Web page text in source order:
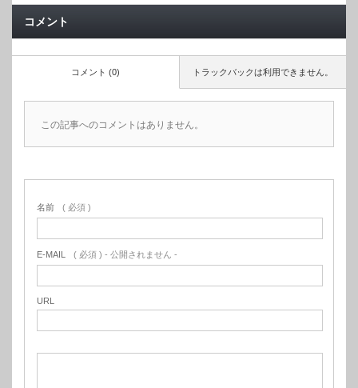
コメント
トラックバックは利用できません。
コメント (0)
この記事へのコメントはありません。
名前 ( 必須 )
E-MAIL ( 必須 ) - 公開されません -
URL